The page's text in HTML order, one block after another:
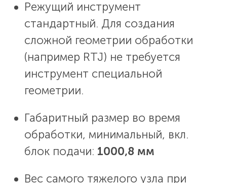
Режущий инструмент
стандартный. Для создания
сложной геометрии обработки
(например RTJ) не требуется
инструмент специальной
геометрии.
Габаритный размер во время
обработки, минимальный, вкл.
блок подачи: 1000,8 мм
Вес самого тяжелого узла при